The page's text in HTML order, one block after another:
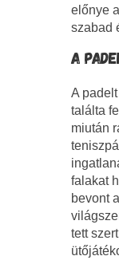
előnye
szabad
A
A
találta
miután
falakat
bevont
tett